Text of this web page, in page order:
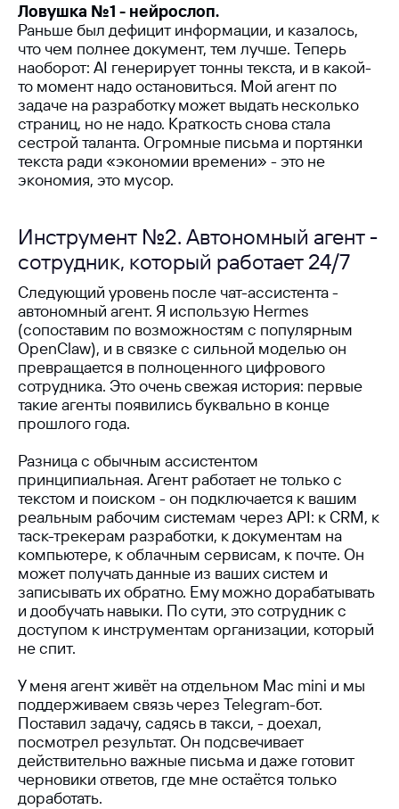
Ловушка №1 - нейрослоп.
Раньше был дефицит информации, и казалось,
что чем полнее документ, тем лучше. Теперь
наоборот: AI генерирует тонны текста, и в какой-
то момент надо остановиться. Мой агент по
задаче на разработку может выдать несколько
страниц, но не надо. Краткость снова стала
сестрой таланта. Огромные письма и портянки
текста ради «экономии времени» - это не
экономия, это мусор.
Инструмент №2. Автономный агент -
сотрудник, который работает 24/7
Следующий уровень после чат-ассистента -
автономный агент. Я использую Hermes
(сопоставим по возможностям с популярным
OpenClaw), и в связке с сильной моделью он
превращается в полноценного цифрового
сотрудника. Это очень свежая история: первые
такие агенты появились буквально в конце
прошлого года.
Разница с обычным ассистентом
принципиальная. Агент работает не только с
текстом и поиском - он подключается к вашим
реальным рабочим системам через API: к CRM, к
таск-трекерам разработки, к документам на
компьютере, к облачным сервисам, к почте. Он
может получать данные из ваших систем и
записывать их обратно. Ему можно дорабатывать
и дообучать навыки. По сути, это сотрудник с
доступом к инструментам организации, который
не спит.
У меня агент живёт на отдельном Mac mini и мы
поддерживаем связь через Telegram-бот.
Поставил задачу, садясь в такси, - доехал,
посмотрел результат. Он подсвечивает
действительно важные письма и даже готовит
черновики ответов, где мне остаётся только
доработать.